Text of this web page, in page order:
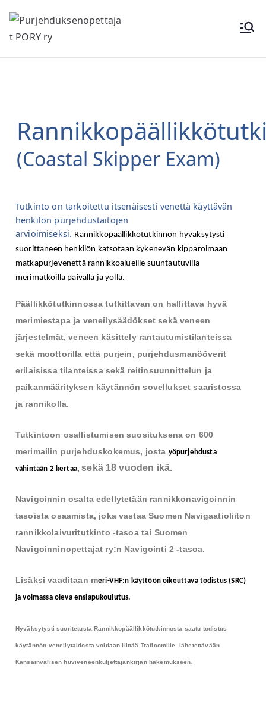
Purjehduk
(Coastal Skipper Exam)
Tutkinto on tarkoitettu itsenäisesti venettä käyttävän
henkilön purjehdustaitojen
arvioimiseksi. Rannikkopäällikkötutkinnon hyväksytysti
suorittaneen henkilön katsotaan kykenevän kipparoimaan
matkapurjevenettä rannikkoalueille suuntautuvilla
merimatkoilla päivällä ja yöllä.
Päällikkötutkinnossa tutkittavan on hallittava hyvä
merimiestapa ja veneilysäädökset sekä veneen
järjestelmät, veneen käsittely rantautumistilanteissa
sekä moottorilla että purjein, purjehdusmanööverit
erilaisissa tilanteissa sekä reitinsuunnittelun ja
paikanmäärityksen käytännön sovellukset saaristossa
ja rannikolla.
Tutkintoon osallistumisen suosituksena on 600
merimailin purjehduskokemus, josta yöpurjehdusta
vähintään 2 kertaa, sekä 18 vuoden ikä.
Navigoinnin osalta edellytetään rannikkonavigoinnin
tasoista osaamista, joka vastaa Suomen Navigaatioliiton
rannikkolaivuritutkinto -tasoa tai Suomen
Navigoinninopettajat ry:n Navigointi 2 -tasoa.
Lisäksi vaaditaan meri-VHF:n käyttöön oikeuttava todistus (SRC)
ja voimassa oleva ensiapukoulutus.
Hyväksytysti suoritetusta Rannikkopäällikkötutkinnosta saatu todistus
käytännön veneilytaidosta voidaan liittää Traficomille lähetettävään
Kansainvälisen huviveneenkuljettajankirjan hakemukseen.